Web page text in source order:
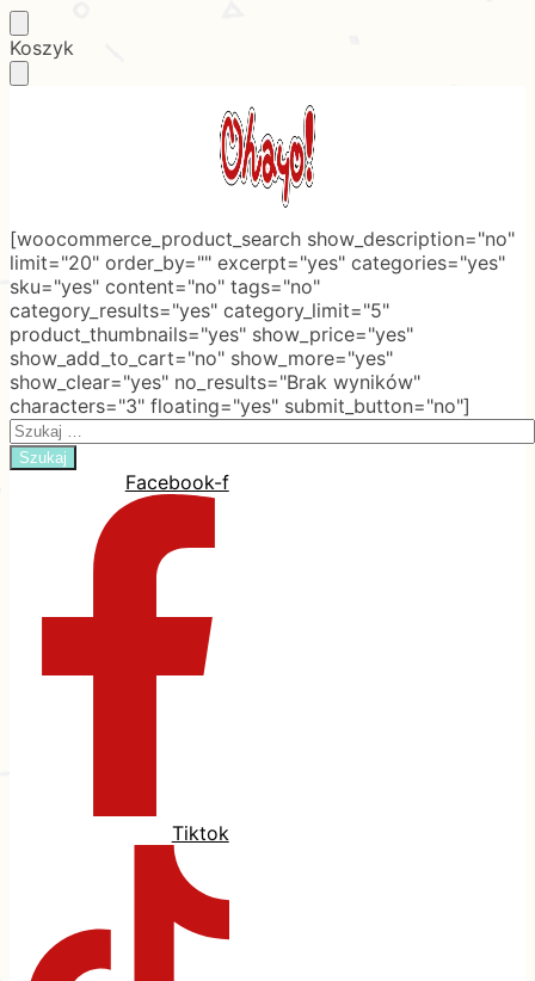
Skip
to
Skip
to
Koszyk
[woocommerce_product_search show_description="no"
limit="20" order_by="" excerpt="yes" categories="yes"
sku="yes" content="no" tags="no"
category_results="yes" category_limit="5"
product_thumbnails="yes" show_price="yes"
show_add_to_cart="no" show_more="yes"
show_clear="yes" no_results="Brak wyników"
characters="3" floating="yes" submit_button="no"]
Search
for:
Facebook-f
Tiktok